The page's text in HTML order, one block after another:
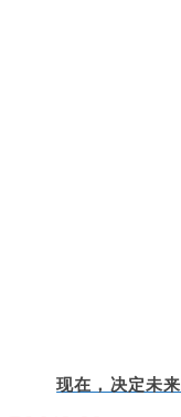
现在，决定未